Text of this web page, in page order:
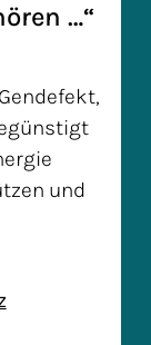
…“
und